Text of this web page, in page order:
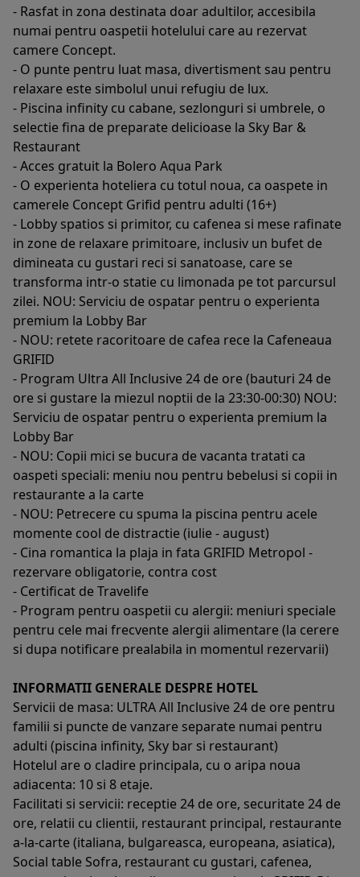
- Rasfat in zona destinata doar adultilor, accesibila
numai pentru oaspetii hotelului care au rezervat
camere Concept.
- O punte pentru luat masa, divertisment sau pentru
relaxare este simbolul unui refugiu de lux.
- Piscina infinity cu cabane, sezlonguri si umbrele, o
selectie fina de preparate delicioase la Sky Bar &
Restaurant
- Acces gratuit la Bolero Aqua Park
- O experienta hoteliera cu totul noua, ca oaspete in
camerele Concept Grifid pentru adulti (16+)
- Lobby spatios si primitor, cu cafenea si mese rafinate
in zone de relaxare primitoare, inclusiv un bufet de
dimineata cu gustari reci si sanatoase, care se
transforma intr-o statie cu limonada pe tot parcursul
zilei. NOU: Serviciu de ospatar pentru o experienta
premium la Lobby Bar
- NOU: retete racoritoare de cafea rece la Cafeneaua
GRIFID
- Program Ultra All Inclusive 24 de ore (bauturi 24 de
ore si gustare la miezul noptii de la 23:30-00:30) NOU:
Serviciu de ospatar pentru o experienta premium la
Lobby Bar
- NOU: Copii mici se bucura de vacanta tratati ca
oaspeti speciali: meniu nou pentru bebelusi si copii in
restaurante a la carte
- NOU: Petrecere cu spuma la piscina pentru acele
momente cool de distractie (iulie - august)
- Cina romantica la plaja in fata GRIFID Metropol -
rezervare obligatorie, contra cost
- Certificat de Travelife
- Program pentru oaspetii cu alergii: meniuri speciale
pentru cele mai frecvente alergii alimentare (la cerere
si dupa notificare prealabila in momentul rezervarii)
INFORMATII GENERALE DESPRE HOTEL
Servicii de masa: ULTRA All Inclusive 24 de ore pentru
familii si puncte de vanzare separate numai pentru
adulti (piscina infinity, Sky bar si restaurant)
Hotelul are o cladire principala, cu o aripa noua
adiacenta: 10 si 8 etaje.
Facilitati si servicii: receptie 24 de ore, securitate 24 de
ore, relatii cu clientii, restaurant principal, restaurante
a-la-carte (italiana, bulgareasca, europeana, asiatica),
Social table Sofra, restaurant cu gustari, cafenea,